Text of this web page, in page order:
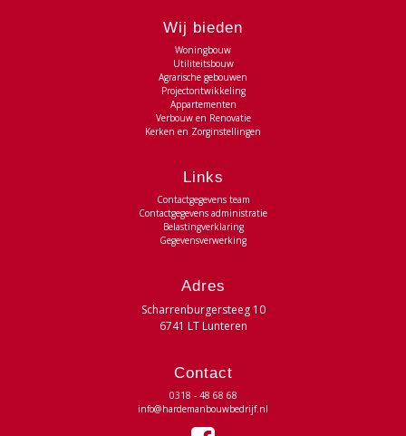
Wij bieden
Woningbouw
Utiliteitsbouw
Agrarische gebouwen
Projectontwikkeling
Appartementen
Verbouw en Renovatie
Kerken en Zorginstellingen
Links
Contactgegevens team
Contactgegevens administratie
Belastingverklaring
Gegevensverwerking
Adres
Scharrenburgersteeg 10
6741 LT Lunteren
Contact
0318 - 48 68 68
info@hardemanbouwbedrijf.nl